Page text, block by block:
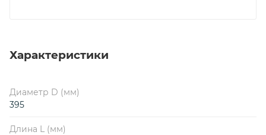
Характеристики
Диаметр D (мм)
395
Длина L (мм)